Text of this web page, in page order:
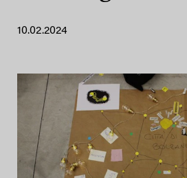
10.02.2024